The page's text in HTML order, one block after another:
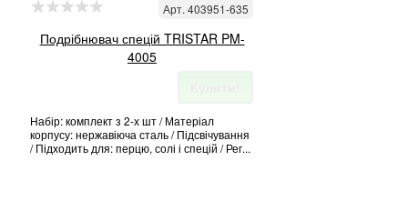
Арт. 403951-635
Подрібнювач спецій TRISTAR PM-
4005
Набір: комплект з 2-х шт / Матеріал
корпусу: нержавіюча сталь / Підсвічування
/ Підходить для: перцю, солі і спецій / Рег...